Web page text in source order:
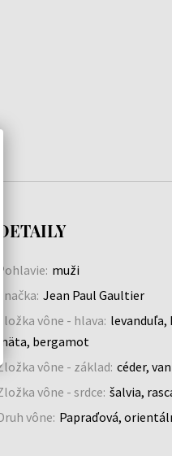
DETAILY
Pohlavie: muži
Značka: Jean Paul Gaultier
Zložka vône - hlava: levanduľa,
mäta, bergamot
vône - základ: céder,
vône - srdce: šalvia,
vône: Papraďová,